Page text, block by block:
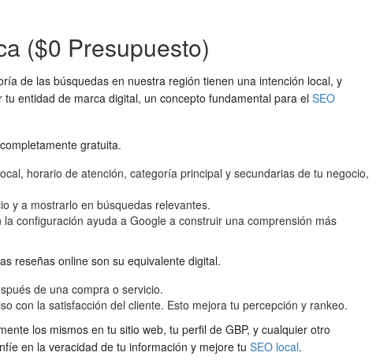
($0 Presupuesto)
de las búsquedas en nuestra región tienen una intención local, y
entidad de marca digital, un concepto fundamental para el SEO
gratuita.
horario de atención, categoría principal y secundarias de tu negocio,
y a mostrarlo en búsquedas relevantes.
configuración ayuda a Google a construir una comprensión más
reseñas online son su equivalente digital.
de una compra o servicio.
con la satisfacción del cliente. Esto mejora tu percepción y rankeo.
los mismos en tu sitio web, tu perfil de GBP, y cualquier otro
en la veracidad de tu información y mejore tu SEO local.